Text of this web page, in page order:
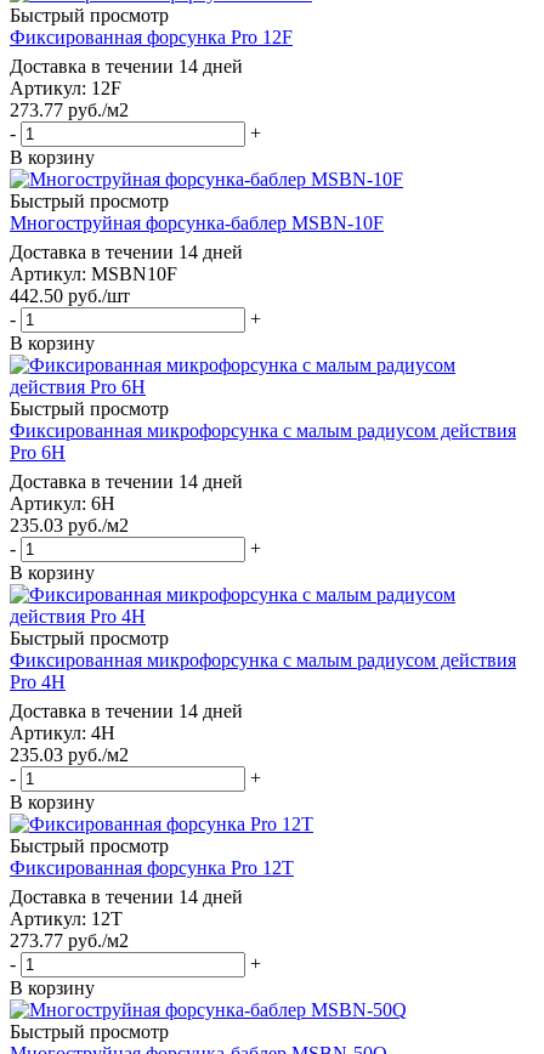
Быстрый просмотр
Фиксированная форсунка Pro 12F
Доставка в течении 14 дней
Артикул: 12F
273.77 руб./м2
-
+
В корзину
Быстрый просмотр
Многоструйная форсунка-баблер MSBN-10F
Доставка в течении 14 дней
Артикул: MSBN10F
442.50 руб./шт
-
+
В корзину
Быстрый просмотр
Фиксированная микрофорсунка с малым радиусом действия
Pro 6H
Доставка в течении 14 дней
Артикул: 6H
235.03 руб./м2
-
+
В корзину
Быстрый просмотр
Фиксированная микрофорсунка с малым радиусом действия
Pro 4H
Доставка в течении 14 дней
Артикул: 4H
235.03 руб./м2
-
+
В корзину
Быстрый просмотр
Фиксированная форсунка Pro 12T
Доставка в течении 14 дней
Артикул: 12T
273.77 руб./м2
-
+
В корзину
Быстрый просмотр